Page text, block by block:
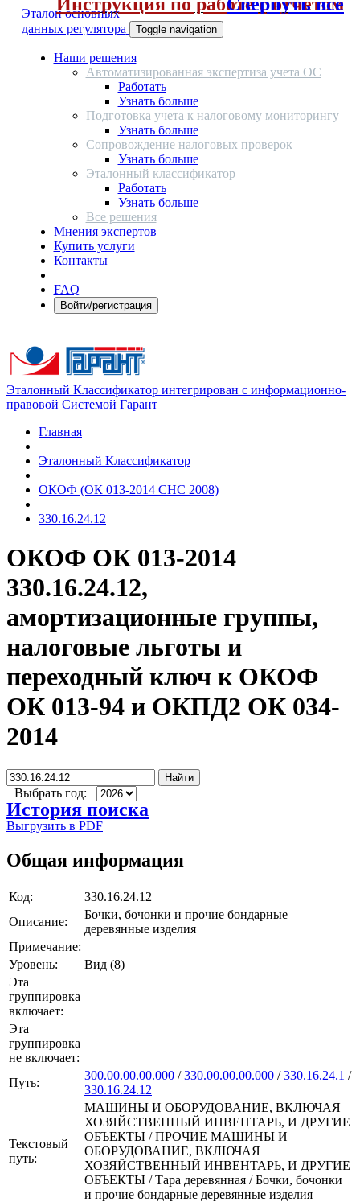
Эталон основных
данных регулятора
Toggle navigation
Наши решения
Автоматизированная экспертиза учета ОС
Работать
Узнать больше
Подготовка учета к налоговому мониторингу
Узнать больше
Сопровождение налоговых проверок
Узнать больше
Эталонный классификатор
Работать
Узнать больше
Все решения
Мнения экспертов
Купить услуги
Контакты
FAQ
Войти/регистрация
Эталонный Классификатор интегрирован с информационно-
правовой Системой Гарант
Главная
Эталонный Классификатор
ОКОФ (ОК 013-2014 СНС 2008)
330.16.24.12
ОКОФ ОК 013-2014
330.16.24.12,
амортизационные группы,
налоговые льготы и
переходный ключ к ОКОФ
ОК 013-94 и ОКПД2 ОК 034-
2014
Найти
Выбрать год:
История поиска
Выгрузить в PDF
Общая информация
Код:
330.16.24.12
Описание:
Бочки, бочонки и прочие бондарные
деревянные изделия
Примечание:
Уровень:
Вид (8)
Эта
группировка
включает:
Эта
группировка
не включает:
Путь:
300.00.00.00.000 /330.00.00.00.000 /330.16.24.1 /
330.16.24.12
Текстовый
путь:
МАШИНЫ И ОБОРУДОВАНИЕ, ВКЛЮЧАЯ
ХОЗЯЙСТВЕННЫЙ ИНВЕНТАРЬ, И ДРУГИЕ
ОБЪЕКТЫ / ПРОЧИЕ МАШИНЫ И
ОБОРУДОВАНИЕ, ВКЛЮЧАЯ
ХОЗЯЙСТВЕННЫЙ ИНВЕНТАРЬ, И ДРУГИЕ
ОБЪЕКТЫ / Тара деревянная / Бочки, бочонки
и прочие бондарные деревянные изделия